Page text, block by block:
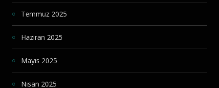
Temmuz 2025
Haziran 2025
Mayıs 2025
Nisan 2025